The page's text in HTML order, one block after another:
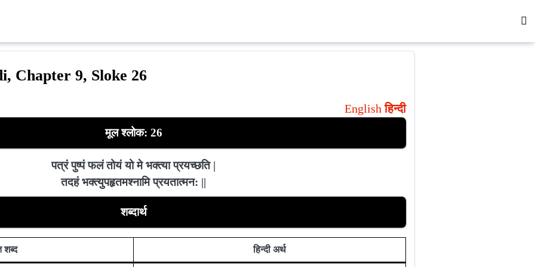
Chapter 9, Sloke 26
English हिन्दी
मूल श्लोक: 26
पत्रं पुष्पं फलं तोयं यो मे भक्त्या प्रयच्छति |
तदहं भक्त्युपहृतमश्नामि प्रयतात्मन: ||
शब्दार्थ
हिन्दी अर्थ